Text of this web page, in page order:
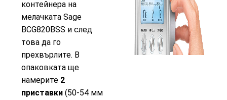
контейнера на
мелачката Sage
BCG820BSS и след
това да го
прехвърлите. В
опаковката ще
намерите 2
приставки (50-54 мм